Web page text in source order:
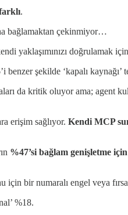
.
bağlamaktan çekinmiyor…
yaklaşımınızı doğrulamak
’i benzer şekilde ‘kapalı kaynağı’
da kritik oluyor ama; agent
erişim sağlıyor. Kendi MCP
%47’si bağlam genişletme için
için bir numaralı engel veya
%18.